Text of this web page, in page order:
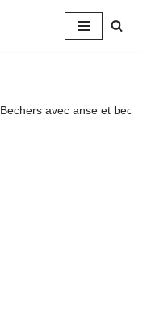
Bechers avec anse et bec